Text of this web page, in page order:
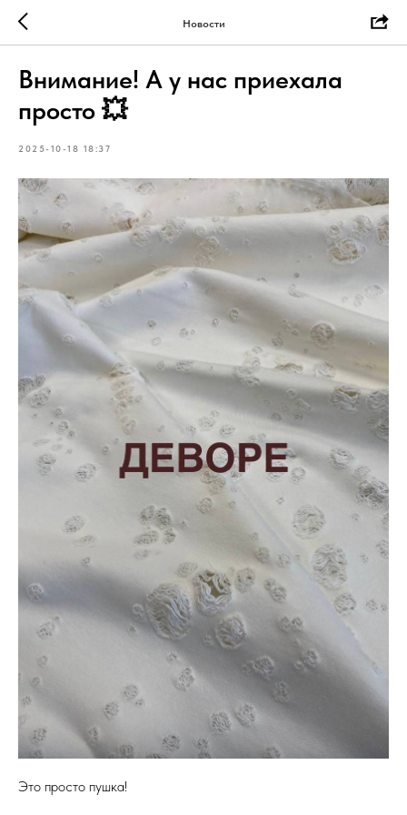
Новости
Внимание! А у нас приехала
просто 💥
2025-10-18 18:37
Это просто пушка!